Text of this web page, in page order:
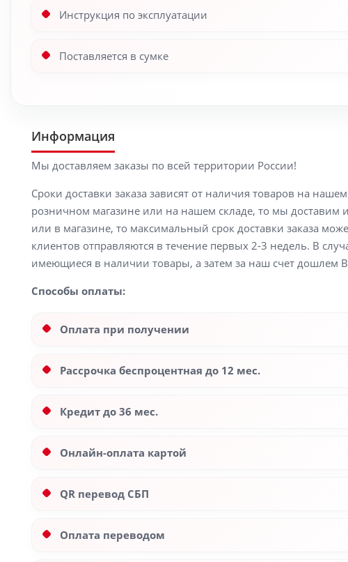
Инструкция по эксплуатации
Поставляется в сумке
Информация
Мы доставляем заказы по всей территории России!
Сроки доставки заказа зависят от наличия товаров на
розничном магазине или на нашем складе, то мы доставим
или в магазине, то максимальный срок доставки заказа
клиентов отправляются в течение первых 2-3 недель. В
имеющиеся в наличии товары, а затем за наш счет дошлем
Способы оплаты:
Оплата при получении
Рассрочка беспроцентная до 12 мес.
Кредит до 36 мес.
Онлайн-оплата картой
QR перевод СБП
Оплата переводом